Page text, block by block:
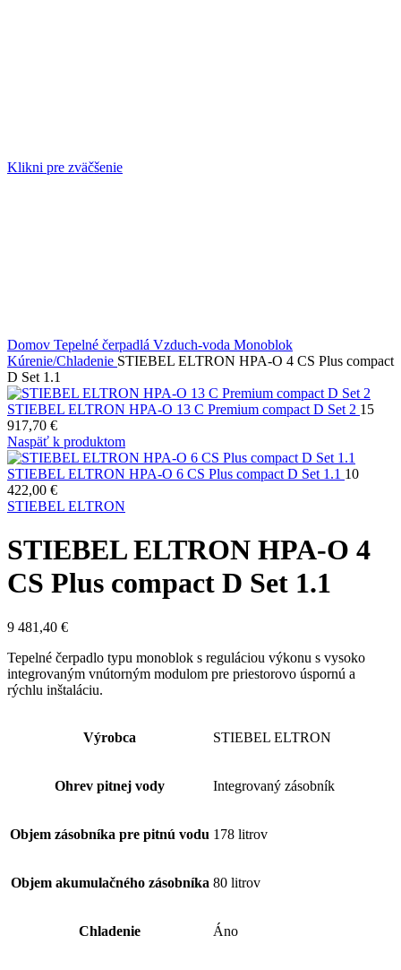
Klikni pre zväčšenie
Domov Tepelné čerpadlá Vzduch-voda Monoblok
Kúrenie/Chladenie STIEBEL ELTRON HPA-O 4 CS Plus compact
D Set 1.1
STIEBEL ELTRON HPA-O 13 C Premium compact D Set 2 15
917,70 €
Naspäť k produktom
STIEBEL ELTRON HPA-O 6 CS Plus compact D Set 1.1 10
422,00 €
STIEBEL ELTRON
STIEBEL ELTRON HPA-O 4
CS Plus compact D Set 1.1
9 481,40 €
Tepelné čerpadlo typu monoblok s reguláciou výkonu s vysoko
integrovaným vnútorným modulom pre priestorovo úspornú a
rýchlu inštaláciu.
Výrobca STIEBEL ELTRON
Ohrev pitnej vody Integrovaný zásobník
Objem zásobníka pre pitnú vodu 178 litrov
Objem akumulačného zásobníka 80 litrov
Chladenie Áno